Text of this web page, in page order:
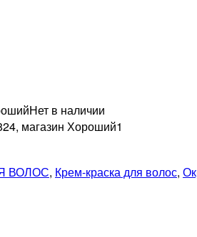
Нет в наличии
магазин Хороший1
ВОЛОС, Крем-краска для волос,